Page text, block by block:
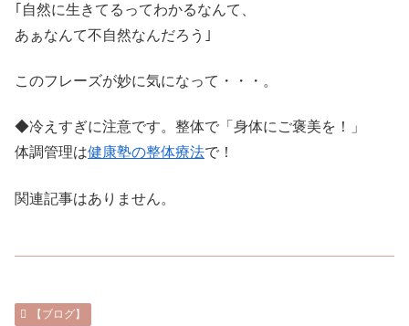
｢自然に生きてるってわかるなんて、
あぁなんて不自然なんだろう｣
このフレーズが妙に気になって・・・。
◆冷えすぎに注意です。整体で「身体にご褒美を！」
体調管理は健康塾の整体療法で！
関連記事はありません。
【ブログ】